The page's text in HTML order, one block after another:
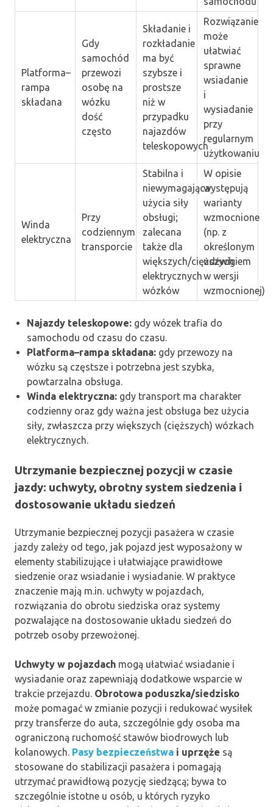
Platforma–
rampa
składana
Gdy
samochód
przewozi
osobę na
wózku
dość
często
Składanie i
rozkładanie
ma być
szybsze i
prostsze
niż w
przypadku
najazdów
teleskopowych
Rozwiązanie
może
ułatwiać
sprawne
wsiadanie
i
wysiadanie
przy
regularnym
użytkowaniu
Winda
elektryczna
Przy
codziennym
transporcie
Stabilna i
niewymagająca
użycia siły
obsługi;
zalecana
także dla
większych/cięższych
elektrycznych
wózków
W opisie
występują
warianty
wzmocnione
(np. z
określonym
udźwigiem
w wersji
wzmocnionej)
Najazdy teleskopowe: gdy wózek trafia do
samochodu od czasu do czasu.
Platforma–rampa składana: gdy przewozy na
wózku są częstsze i potrzebna jest szybka,
powtarzalna obsługa.
Winda elektryczna: gdy transport ma charakter
codzienny oraz gdy ważna jest obsługa bez użycia
siły, zwłaszcza przy większych (cięższych) wózkach
elektrycznych.
Utrzymanie bezpiecznej pozycji w czasie
jazdy: uchwyty, obrotny system siedzenia i
dostosowanie układu siedzeń
Utrzymanie bezpiecznej pozycji pasażera w czasie
jazdy zależy od tego, jak pojazd jest wyposażony w
elementy stabilizujące i ułatwiające prawidłowe
siedzenie oraz wsiadanie i wysiadanie. W praktyce
znaczenie mają m.in. uchwyty w pojazdach,
rozwiązania do obrotu siedziska oraz systemy
pozwalające na dostosowanie układu siedzeń do
potrzeb osoby przewożonej.
Uchwyty w pojazdach mogą ułatwiać wsiadanie i
wysiadanie oraz zapewniają dodatkowe wsparcie w
trakcie przejazdu. Obrotowa poduszka/siedzisko
może pomagać w zmianie pozycji i redukować wysiłek
przy transferze do auta, szczególnie gdy osoba ma
ograniczoną ruchomość stawów biodrowych lub
kolanowych. Pasy bezpieczeństwa i uprzęże są
stosowane do stabilizacji pasażera i pomagają
utrzymać prawidłową pozycję siedzącą; bywa to
szczególnie istotne u osób, u których ryzyko